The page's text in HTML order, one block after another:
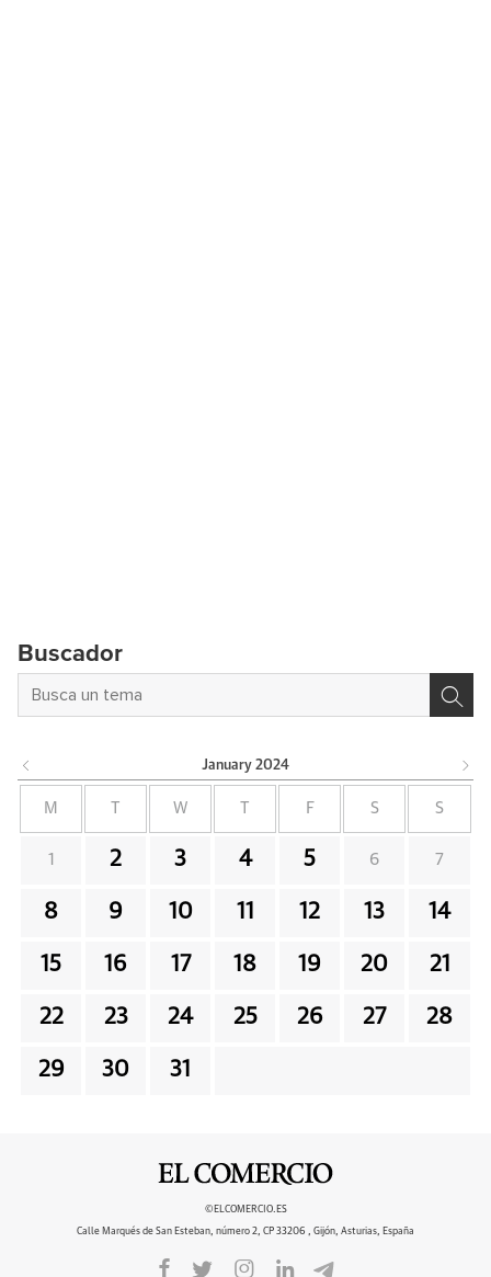
Buscador
January 2024
M W F S S
1 2 3 4 5 6 7
8 9 10 11 12 13 14
15 16 17 18 19 20 21
22 23 24 25 26 27 28
29 30 31
©ELCOMERCIO.ES
Calle Marqués de San Esteban, número 2, CP 33206 , Gijón, Asturias, España